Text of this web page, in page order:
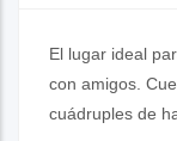
El lugar ideal
con amigos.
cuádruples de